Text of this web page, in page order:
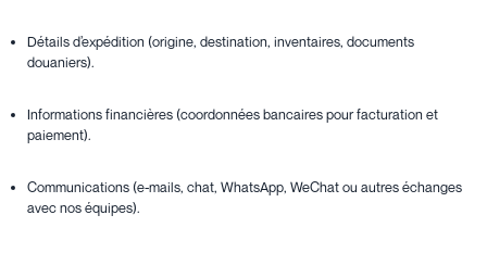
Détails d’expédition (origine, destination, inventaires, documents
douaniers).
Informations financières (coordonnées bancaires pour facturation et
paiement).
Communications (e-mails, chat, WhatsApp, WeChat ou autres échanges
avec nos équipes).